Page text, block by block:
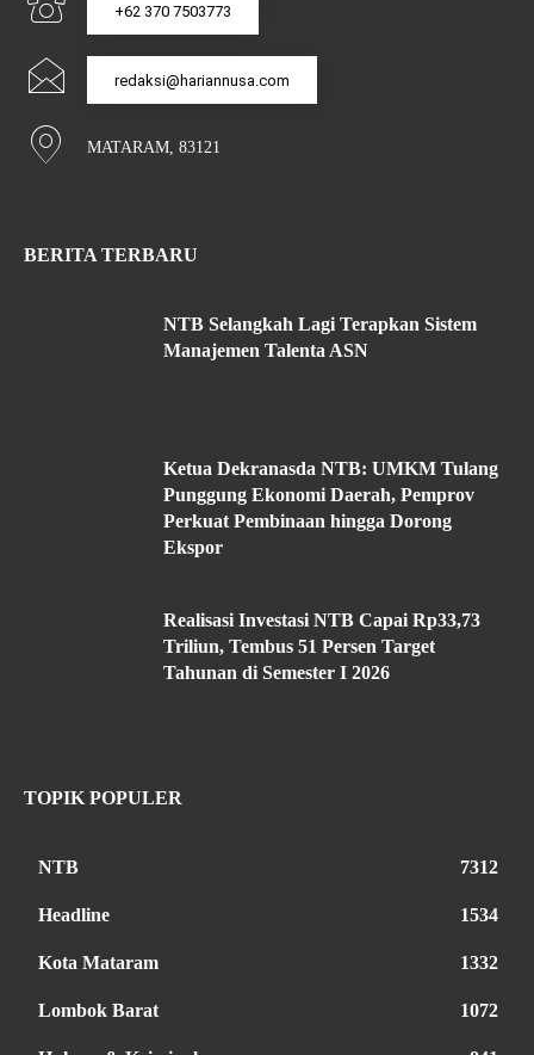
+62 370 7503773
redaksi@hariannusa.com
MATARAM, 83121
BERITA TERBARU
NTB Selangkah Lagi Terapkan Sistem
Manajemen Talenta ASN
Ketua Dekranasda NTB: UMKM Tulang
Punggung Ekonomi Daerah, Pemprov
Perkuat Pembinaan hingga Dorong
Ekspor
Realisasi Investasi NTB Capai Rp33,73
Triliun, Tembus 51 Persen Target
Tahunan di Semester I 2026
TOPIK POPULER
NTB 7312
Headline 1534
Kota Mataram 1332
Lombok Barat 1072